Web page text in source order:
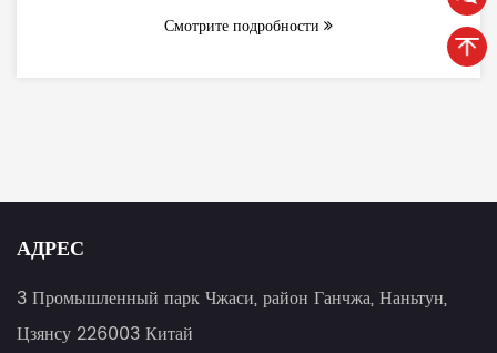
обработки ка...
Смотрите подробности
АДРЕС
3 Промышленный парк Чжаси, район Ганчжа, Наньтун,
Цзянсу 226003 Китай